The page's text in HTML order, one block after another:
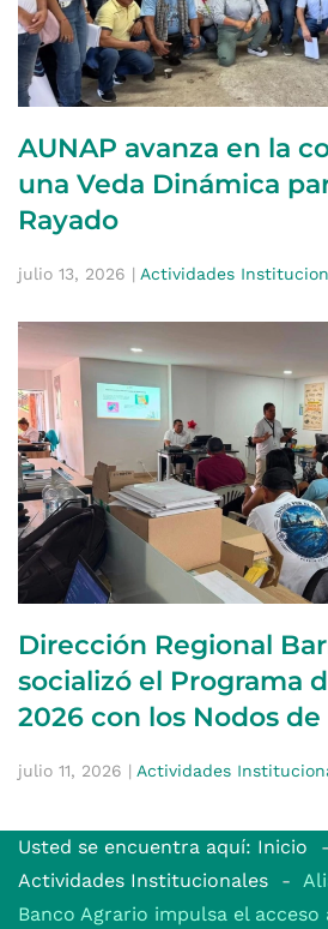
AUNAP avanza en la
una Veda Dinámica
Rayado
julio 13, 2026 | Actividades
Dirección Regional
socializó el Programa
2026 con los Nodos de
julio 11, 2026 | Actividades
Usted se encuentra aquí: Inicio
Actividades Institucionales
Banco Agrario impulsa el